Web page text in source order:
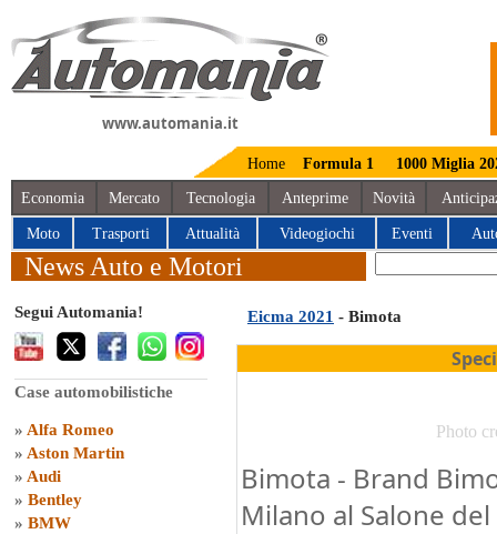
www.automania.it
Home Formula 1 1000 Miglia
Economia Mercato Tecnologia Anteprime Novità
Moto Trasporti Attualità Videogiochi Eventi
News Auto e Motori
Segui Automania!
Case automobilistiche
» Alfa Romeo
» Aston Martin
» Audi
» Bentley
» BMW
Eicma 2021 - Bimota
Photo
Bimota - Brand
Milano al Salone